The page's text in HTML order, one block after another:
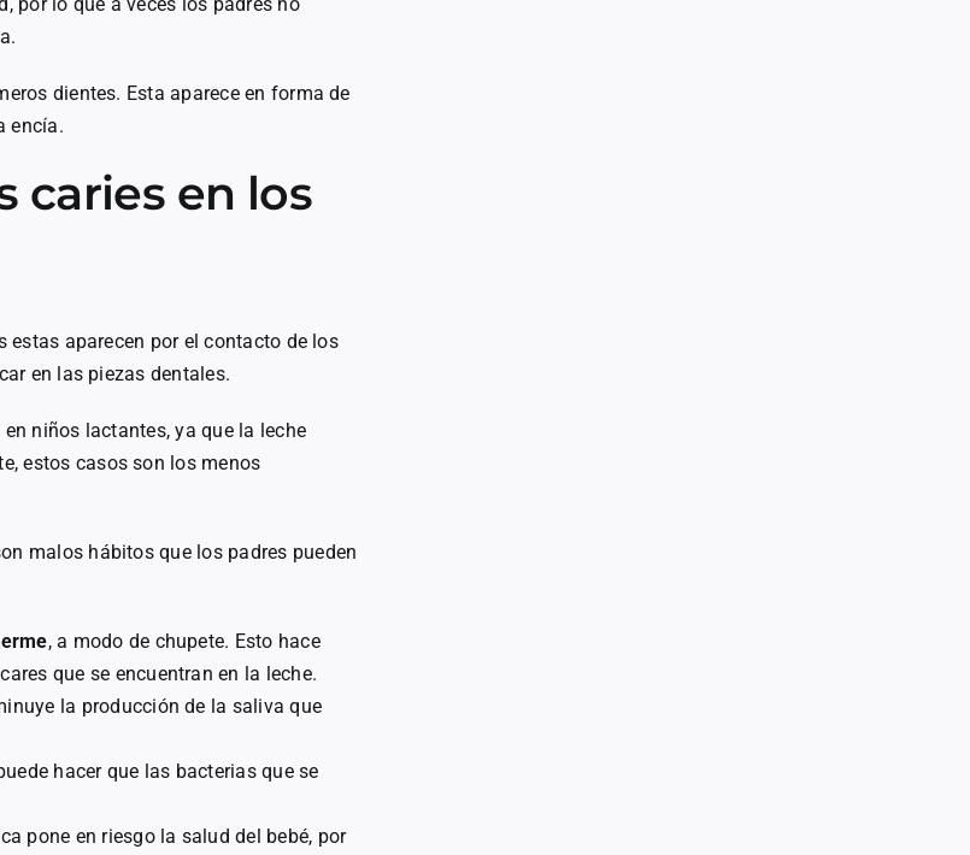
dientes. Esta aparece en forma de
encía.
caries en los
estas aparecen por el contacto de los
en las piezas dentales.
niños lactantes, ya que la leche
estos casos son los menos
malos hábitos que los padres pueden
, a modo de chupete. Esto hace
que se encuentran en la leche.
la producción de la saliva que
hacer que las bacterias que se
pone en riesgo la salud del bebé, por